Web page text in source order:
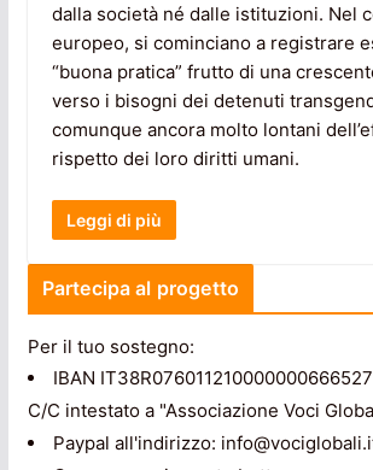
dalla società né dalle istituzioni. Nel
europeo, si cominciano a registrare
“buona pratica” frutto di una
verso i bisogni dei detenuti
comunque ancora molto lontani
rispetto dei loro diritti umani.
Leggi di più
Partecipa al progetto
Per il tuo sostegno:
IBAN
C/C intestato a "Associazione Voci
Paypal all'indirizzo: